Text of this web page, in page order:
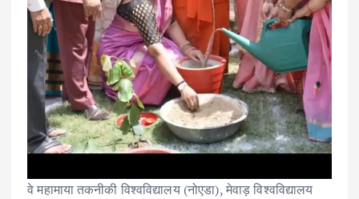
वे महामाया तकनीकी विश्वविद्यालय (नोएडा), मेवाड़ विश्वविद्यालय